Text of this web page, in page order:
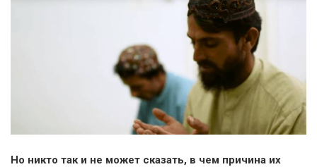
Но никто так и не может сказать, в чем причина их